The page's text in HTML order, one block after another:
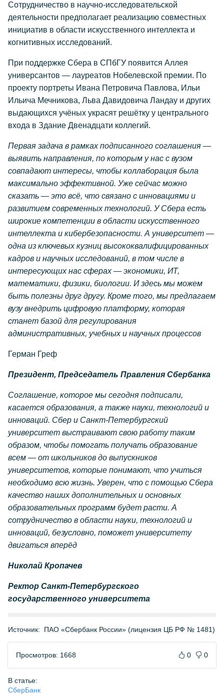
Сотрудничество в научно-исследовательской
деятельности предполагает реализацию совместных
инициатив в области искусственного интеллекта и
когнитивных исследований.
При поддержке Сбера в СПбГУ появится Аллея
универсантов — лауреатов Нобелевской премии. По
проекту портреты Ивана Петровича Павлова, Ильи
Ильича Мечникова, Льва Давидовича Ландау и других
выдающихся учёных украсят решётку у центрального
входа в Здание Двенадцати коллегий.
Первая задача в рамках подписанного соглашения —
выявить направления, по которым у нас с вузом
совпадают интересы, чтобы коллаборация была
максимально эффективной. Уже сейчас можно
сказать — это всё, что связано с инновациями и
развитием современных технологий. У Сбера есть
широкие компетенции в области искусственного
интеллекта и кибербезопасности. А университет —
одна из ключевых кузниц высококвалифицированных
кадров и научных исследований, в том числе в
интересующих нас сферах — экономики, ИТ,
математики, физики, биологии. И здесь мы можем
быть полезны друг другу. Кроме того, мы предлагаем
вузу внедрить цифровую платформу, которая
станет базой для регулирования
административных, учебных и научных процессов
Герман Греф
Президент, Председатель Правления Сбербанка
Соглашение, которое мы сегодня подписали,
касается образования, а также науки, технологий и
инноваций. Сбер и Санкт-Петербургский
университет выстраивают свою работу таким
образом, чтобы помогать получать образование
всем — от школьников до выпускников
университетов, которые понимают, что учиться
необходимо всю жизнь. Уверен, что с помощью Сбера
качество наших дополнительных и основных
образовательных программ будет расти. А
сотрудничество в области науки, технологий и
инноваций, безусловно, поможет университету
двигаться вперёд
Николай Кропачев
Ректор Санкт-Петербургского
государственного университета
Источник: ПАО «Сбербанк России» (лицензия ЦБ РФ № 1481)
Просмотров: 1668 0 0
В статье:
СберБанк